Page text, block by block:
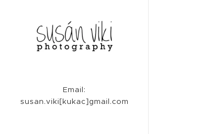
Email:
susan.viki[kukac]gmail.com